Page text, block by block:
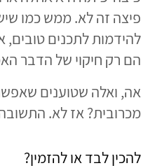
פיצה זה לא. ממש כמו
להידמות לתכנים טובים,
הם רק חיקוי של הדבר
אה, ואלה שטוענים
מכרובית?אז לא.
להכין לבד או להזמין?